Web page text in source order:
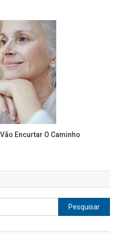
Encurtar O Caminho
Pesquisar
por: